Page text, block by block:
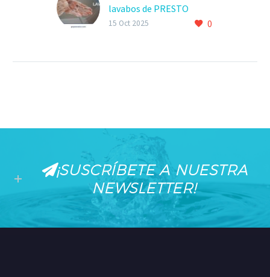
lavabos de PRESTO
IBÉRICA
0
15 Oct 2025
¡SUSCRÍBETE A NUESTRA
NEWSLETTER!